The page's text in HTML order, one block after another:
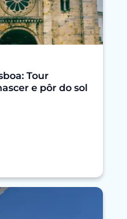
Tour
e pôr do sol